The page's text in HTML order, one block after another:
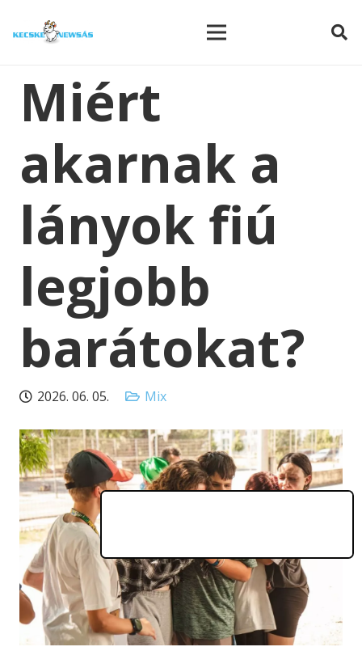
Miért
akarnak a
lányok fiú
legjobb
barátokat?
2026. 06. 05. Mix